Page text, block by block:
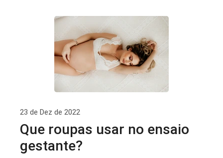
23 de Dez de 2022
Que roupas usar no ensaio
gestante?